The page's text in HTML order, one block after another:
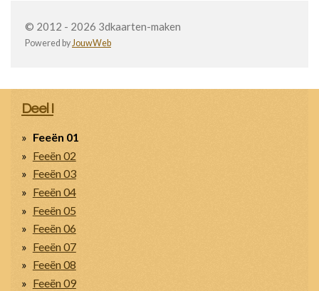
© 2012 - 2026 3dkaarten-maken
Powered byJouwWeb
Deel I
Feeën 01
Feeën 02
Feeën 03
Feeën 04
Feeën 05
Feeën 06
Feeën 07
Feeën 08
Feeën 09